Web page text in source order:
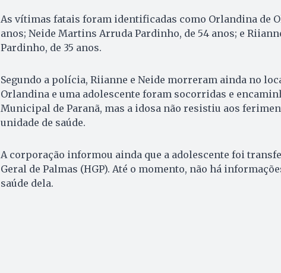
As vítimas fatais foram identificadas como Orlandina de
anos; Neide Martins Arruda Pardinho, de 54 anos; e
Pardinho, de 35 anos.
Segundo a polícia, Riianne e Neide morreram ainda no
Orlandina e uma adolescente foram socorridas e
Municipal de Paranã, mas a idosa não resistiu aos
unidade de saúde.
A corporação informou ainda que a adolescente foi
Geral de Palmas (HGP). Até o momento, não há
saúde dela.